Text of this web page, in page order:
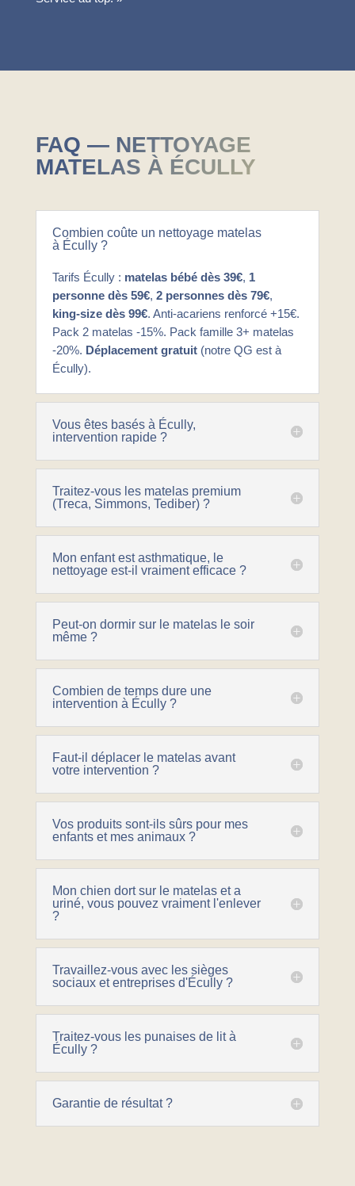
FAQ — NETTOYAGE
MATELAS À ÉCULLY
Combien coûte un nettoyage matelas
à Écully ?
Tarifs Écully : matelas bébé dès 39€, 1
personne dès 59€, 2 personnes dès 79€,
king-size dès 99€. Anti-acariens renforcé +15€.
Pack 2 matelas -15%. Pack famille 3+ matelas
-20%. Déplacement gratuit(notre QG est à
Écully).
Vous êtes basés à Écully,
intervention rapide ?
Traitez-vous les matelas premium
(Treca, Simmons, Tediber) ?
Mon enfant est asthmatique, le
nettoyage est-il vraiment efficace ?
Peut-on dormir sur le matelas le soir
même ?
Combien de temps dure une
intervention à Écully ?
Faut-il déplacer le matelas avant
votre intervention ?
Vos produits sont-ils sûrs pour mes
enfants et mes animaux ?
Mon chien dort sur le matelas et a
uriné, vous pouvez vraiment l'enlever
?
Travaillez-vous avec les sièges
sociaux et entreprises d'Écully ?
Traitez-vous les punaises de lit à
Écully ?
Garantie de résultat ?